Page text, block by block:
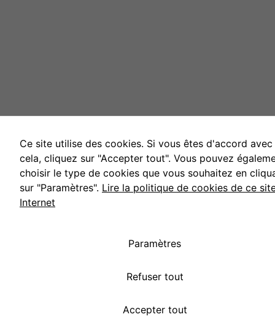
Ce site utilise des cookies. Si vous êtes d'accord avec
cela, cliquez sur "Accepter tout". Vous pouvez
choisir le type de cookies que vous souhaitez en
sur "Paramètres". Lire la politique de cookies de ce
Internet
Paramètres
Refuser tout
Accepter tout